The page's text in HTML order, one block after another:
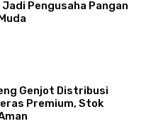
Pengusaha Pangan
Genjot Distribusi
Premium, Stok